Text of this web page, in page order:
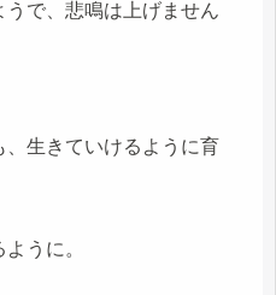
うで、悲鳴は上げません
生きていけるように育
うに。